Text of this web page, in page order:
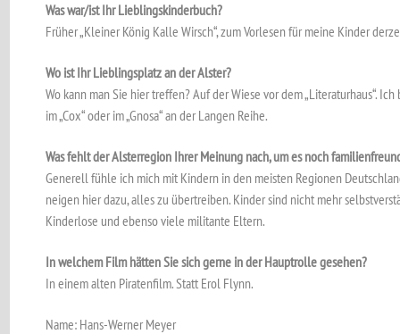
Was war/ist Ihr Lieblingskinderbuch?
Früher „Kleiner König Kalle Wirsch“, zum Vorlesen für meine Kinder
Wo ist Ihr Lieblingsplatz an der Alster?
Wo kann man Sie hier treffen? Auf der Wiese vor dem „Literaturhaus“. Ich
im „Cox“ oder im „Gnosa“ an der Langen Reihe.
Was fehlt der Alsterregion Ihrer Meinung nach, um es noch
Generell fühle ich mich mit Kindern in den meisten Regionen
neigen hier dazu, alles zu übertreiben. Kinder sind nicht mehr
Kinderlose und ebenso viele militante Eltern.
In welchem Film hätten Sie sich gerne in der Hauptrolle gesehen?
In einem alten Piratenfilm. Statt Erol Flynn.
Name: Hans-Werner Meyer